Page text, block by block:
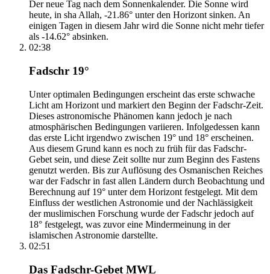
Der neue Tag nach dem Sonnenkalender. Die Sonne wird
heute, in sha Allah, -21.86° unter den Horizont sinken. An
einigen Tagen in diesem Jahr wird die Sonne nicht mehr tiefer
als -14.62° absinken.
02:38
Fadschr 19°
Unter optimalen Bedingungen erscheint das erste schwache
Licht am Horizont und markiert den Beginn der Fadschr-Zeit.
Dieses astronomische Phänomen kann jedoch je nach
atmosphärischen Bedingungen variieren. Infolgedessen kann
das erste Licht irgendwo zwischen 19° und 18° erscheinen.
Aus diesem Grund kann es noch zu früh für das Fadschr-
Gebet sein, und diese Zeit sollte nur zum Beginn des Fastens
genutzt werden. Bis zur Auflösung des Osmanischen Reiches
war der Fadschr in fast allen Ländern durch Beobachtung und
Berechnung auf 19° unter dem Horizont festgelegt. Mit dem
Einfluss der westlichen Astronomie und der Nachlässigkeit
der muslimischen Forschung wurde der Fadschr jedoch auf
18° festgelegt, was zuvor eine Mindermeinung in der
islamischen Astronomie darstellte.
02:51
Das Fadschr-Gebet MWL